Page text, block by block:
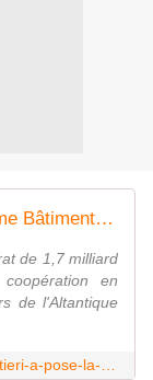
Fincantieri a posé la quille du troisième Bâtiment ravitailleur de forces destiné à la Marine nationale - Zone Militaire
de 1,7 milliard
en
de l'Altantique